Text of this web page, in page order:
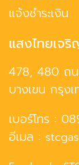
แจ้งชำระเงิน
แสงไทยเจ
478, 480 ถน
บางเขน กรุง
เบอร์โทร :
อีเมล :